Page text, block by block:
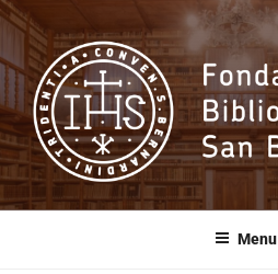
Salta
contenuto
Fondazione
Biblioteca SanMenu